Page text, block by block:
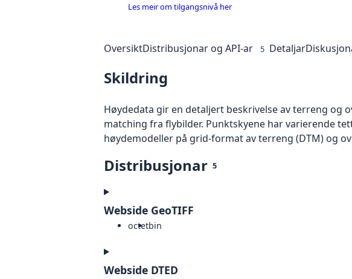
Les meir om tilgangsnivå her
OversiktDistribusjonar og API-ar 5 Detaljar
Skildring
Høydedata gir en detaljert beskrivelse av terreng og
matching fra flybilder. Punktskyene har varierende
høydemodeller på grid-format av terreng (DTM) og
Distribusjonar 5
Webside GeoTIFF
octetbin
Webside DTED